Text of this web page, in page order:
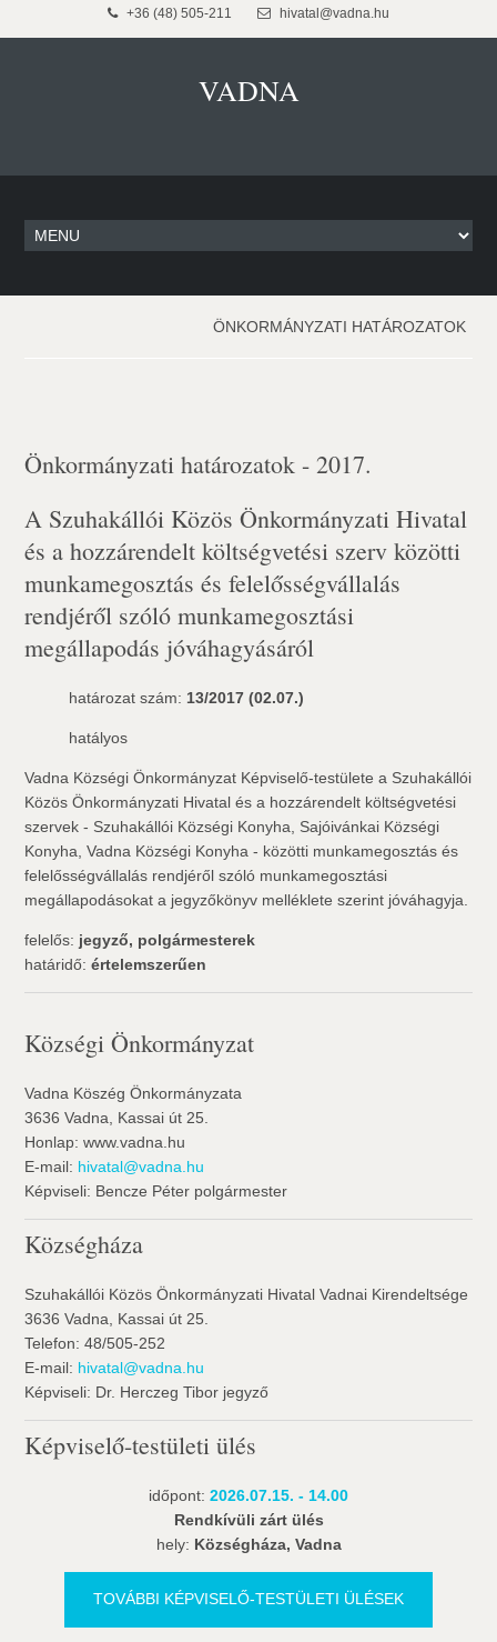
+36 (48) 505-211 hivatal@vadna.hu
VADNA
ÖNKORMÁNYZATI HATÁROZATOK
Önkormányzati határozatok - 2017.
A Szuhakállói Közös Önkormányzati Hivatal
és a hozzárendelt költségvetési szerv közötti
munkamegosztás és felelősségvállalás
rendjéről szóló munkamegosztási
megállapodás jóváhagyásáról
határozat szám: 13/2017 (02.07.)
hatályos
Vadna Községi Önkormányzat Képviselő-testülete a Szuhakállói
Közös Önkormányzati Hivatal és a hozzárendelt költségvetési
szervek - Szuhakállói Községi Konyha, Sajóivánkai Községi
Konyha, Vadna Községi Konyha - közötti munkamegosztás és
felelősségvállalás rendjéről szóló munkamegosztási
megállapodásokat a jegyzőkönyv melléklete szerint jóváhagyja.
felelős: jegyző, polgármesterek
határidő:értelemszerűen
Községi Önkormányzat
Vadna Köszég Önkormányzata
3636 Vadna, Kassai út 25.
Honlap: www.vadna.hu
E-mail: hivatal@vadna.hu
Képviseli: Bencze Péter polgármester
Községháza
Szuhakállói Közös Önkormányzati Hivatal Vadnai Kirendeltsége
3636 Vadna, Kassai út 25.
Telefon: 48/505-252
E-mail: hivatal@vadna.hu
Képviseli: Dr. Herczeg Tibor jegyző
Képviselő-testületi ülés
időpont: 2026.07.15. - 14.00
Rendkívüli zárt ülés
hely: Községháza, Vadna
TOVÁBBI KÉPVISELŐ-TESTÜLETI ÜLÉSEK